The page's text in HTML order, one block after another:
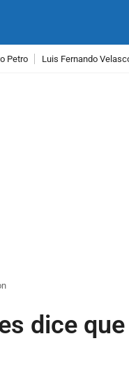
Petro Luis Fernando
dice